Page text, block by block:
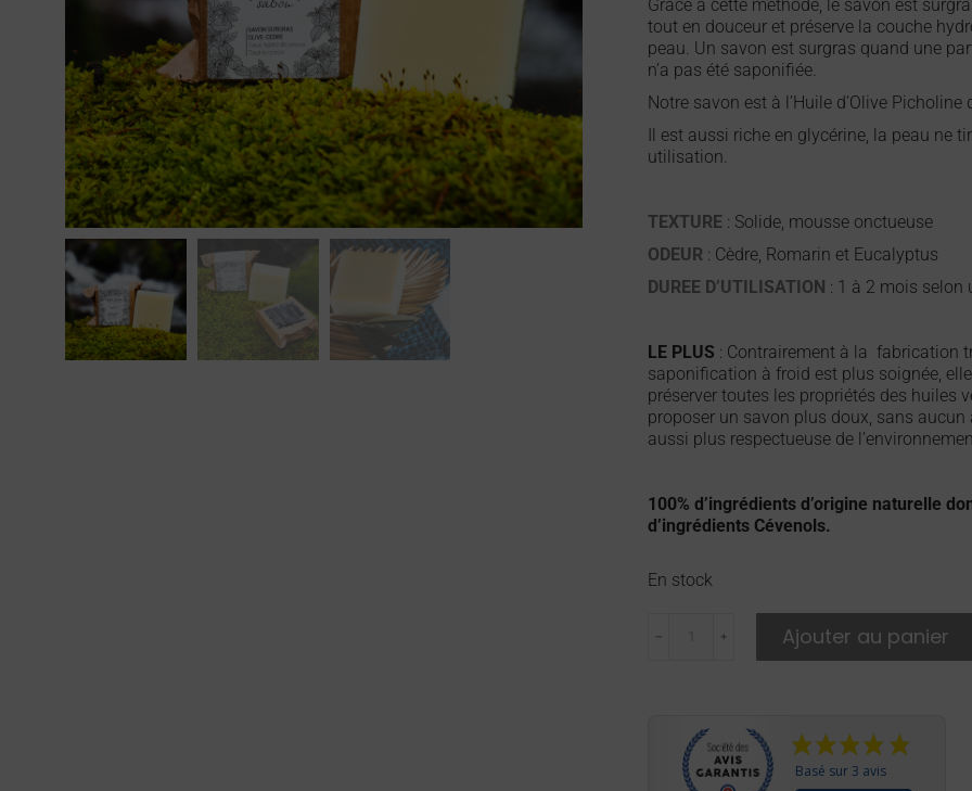
Grâce à cette méthode, le savon est
tout en douceur et préserve la couche
peau. Un savon est surgras quand une
n’a pas été saponifiée.
Notre savon est à l’Huile d’Olive Picholine
Il est aussi riche en glycérine, la peau ne
utilisation.
TEXTURE : Solide, mousse onctueuse
ODEUR : Cèdre, Romarin et Eucalyptus
DUREE D’UTILISATION : 1 à 2 mois selon
LE PLUS : Contrairement à la fabrication
saponification à froid est plus soignée,
préserver toutes les propriétés des huiles
proposer un savon plus doux, sans aucun
aussi plus respectueuse de
100% d’ingrédients d’origine naturelle
d’ingrédients Cévenols.
En stock
﹣ ﹢ Ajouter au panier
Basé sur 3 avis